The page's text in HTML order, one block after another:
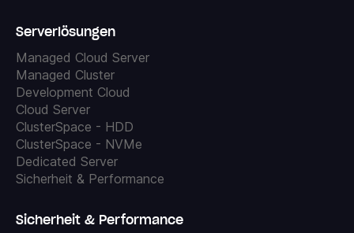
Serverlösungen
Managed Cloud Server
Managed Cluster
Development Cloud
Cloud Server
ClusterSpace - HDD
ClusterSpace - NVMe
Dedicated Server
Sicherheit & Performance
Sicherheit & Performance